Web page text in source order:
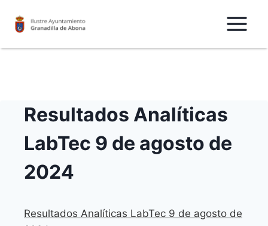
Resultados Analíticas
LabTec 9 de agosto de
2024
Resultados Analíticas LabTec 9 de agosto de